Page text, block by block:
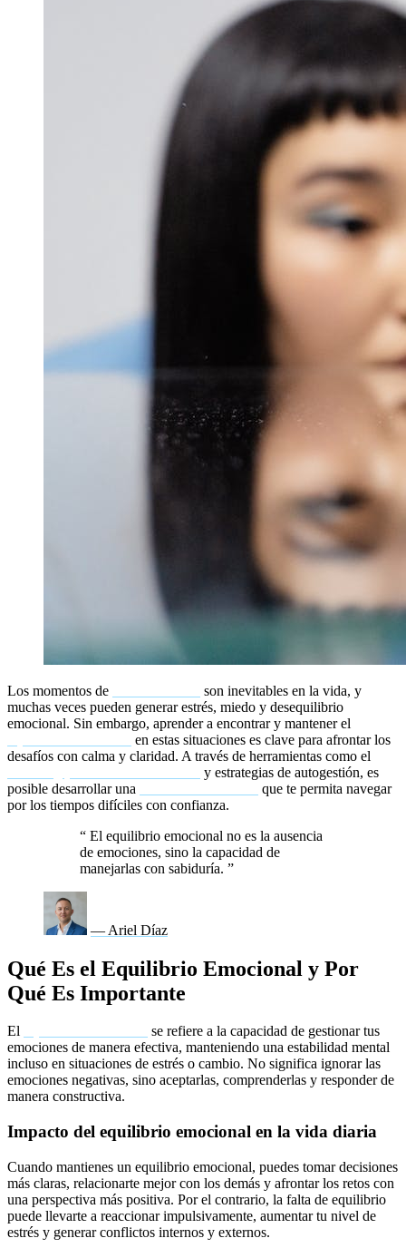
Los momentos de
son inevitables en la vida, y
muchas veces pueden generar estrés, miedo y desequilibrio
emocional. Sin embargo, aprender a encontrar y mantener el
en estas situaciones es clave para afrontar los
desafíos con calma y claridad. A través de herramientas como el
y estrategias de autogestión, es
posible desarrollar una
que te permita navegar
por los tiempos difíciles con confianza.
“ El equilibrio emocional no es la ausencia
de emociones, sino la capacidad de
manejarlas con sabiduría. ”
— Ariel Díaz
Qué Es el Equilibrio Emocional y Por
Qué Es Importante
El
se refiere a la capacidad de gestionar tus
emociones de manera efectiva, manteniendo una estabilidad mental
incluso en situaciones de estrés o cambio. No significa ignorar las
emociones negativas, sino aceptarlas, comprenderlas y responder de
manera constructiva.
Impacto del equilibrio emocional en la vida diaria
Cuando mantienes un equilibrio emocional, puedes tomar decisiones
más claras, relacionarte mejor con los demás y afrontar los retos con
una perspectiva más positiva. Por el contrario, la falta de equilibrio
puede llevarte a reaccionar impulsivamente, aumentar tu nivel de
estrés y generar conflictos internos y externos.